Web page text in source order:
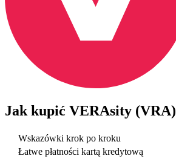
Jak kupić VERAsity (VRA)
Wskazówki krok po kroku
Łatwe płatności kartą kredytową